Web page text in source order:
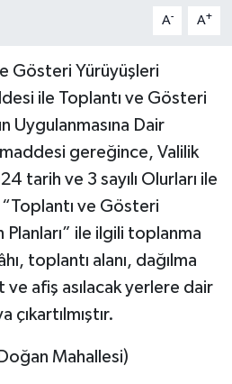
A- A+
Gösteri Yürüyüşleri
ile Toplantı ve Gösteri
Uygulanmasına Dair
gereğince, Valilik
tarih ve 3 sayılı Olurları ile
ve Gösteri
ile ilgili toplanma
toplantı alanı, dağılma
ve afiş asılacak yerlere dair
çıkartılmıştır.
Mahallesi)